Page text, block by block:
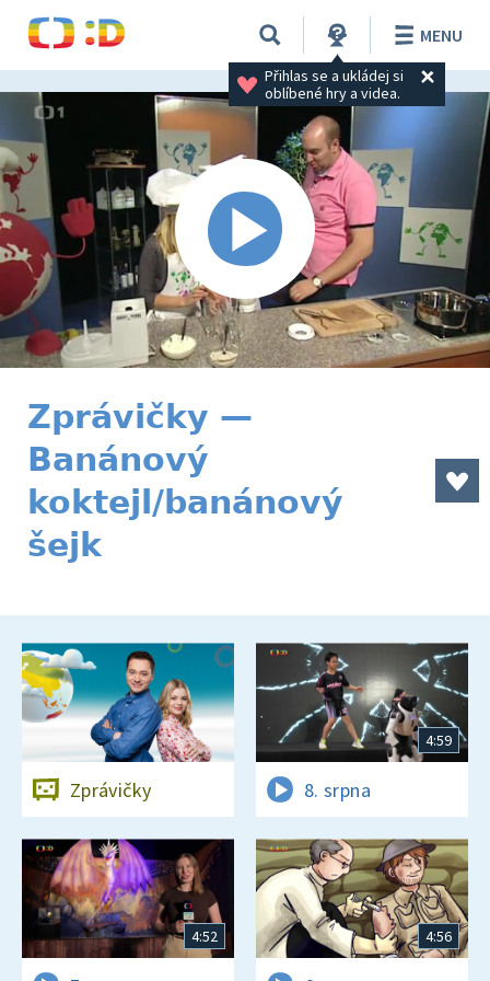
Přihlas se a ukládej si
oblíbené hry a videa.
MENU
Zprávičky —
Banánový
koktejl/banánový
šejk
Zprávičky
4:59
8. srpna
4:52 4:56